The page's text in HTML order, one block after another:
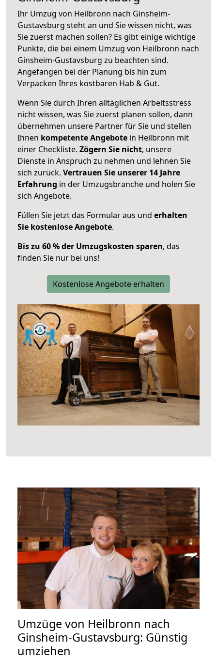
Ihr Umzug von Heilbronn nach Ginsheim-
Gustavsburg steht an und Sie wissen nicht, was
Sie zuerst machen sollen? Es gibt einige wichtige
Punkte, die bei einem Umzug von Heilbronn nach
Ginsheim-Gustavsburg zu beachten sind.
Angefangen bei der Planung bis hin zum
Verpacken Ihres kostbaren Hab & Gut.
Wenn Sie durch Ihren alltäglichen Arbeitsstress
nicht wissen, was Sie zuerst planen sollen, dann
übernehmen unsere Partner für Sie und stellen
Ihnen kompetente Angebote in Heilbronn mit
einer Checkliste. Zögern Sie nicht, unsere
Dienste in Anspruch zu nehmen und lehnen Sie
sich zurück. Vertrauen Sie unserer 14 Jahre
Erfahrung in der Umzugsbranche und holen Sie
sich Angebote.
Füllen Sie jetzt das Formular aus und erhalten
Sie kostenlose Angebote.
Bis zu 60 % der Umzugskosten sparen, das
finden Sie nur bei uns!
Kostenlose Angebote erhalten
Umzüge von Heilbronn nach
Ginsheim-Gustavsburg: Günstig
umziehen